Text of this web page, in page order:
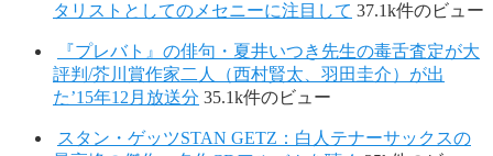
タリストとしてのメセニーに注目して 37.1k件のビュー
『プレバト』の俳句・夏井いつき先生の毒舌査定が大
評判/芥川賞作家二人（西村賢太、羽田圭介）が出
た’15年12月放送分 35.1k件のビュー
スタン・ゲッツSTAN GETZ：白人テナーサックスの